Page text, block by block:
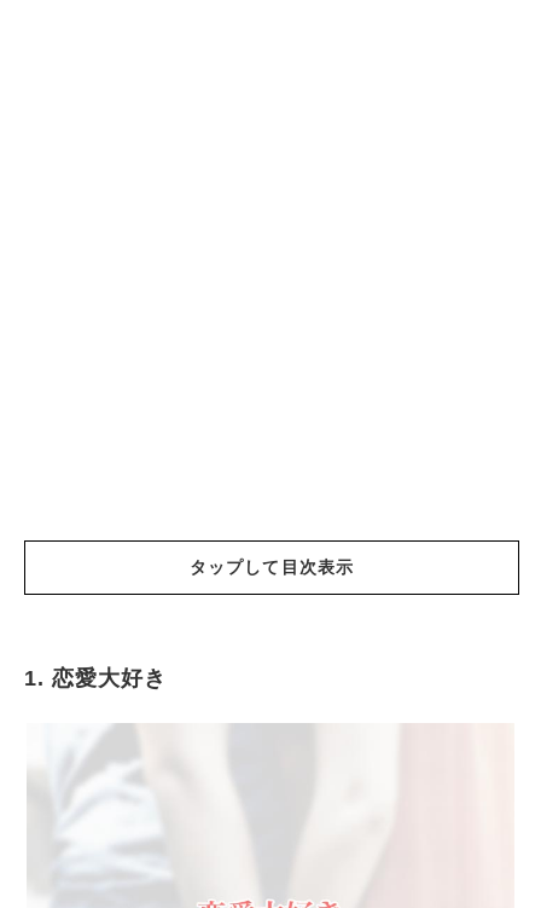
タップして目次表示
恋愛大好き
とにかく積極的に出会いを求める
豪快でわかりやすい
性欲が強いところもある
自分らしさを追求する
草食系男子を好むところがある
1. 恋愛大好き